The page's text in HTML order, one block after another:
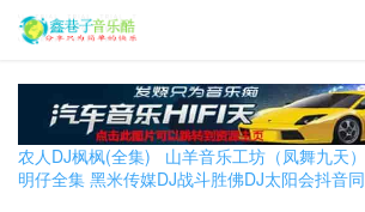
农人DJ枫枫(全集) 山羊音乐工坊（凤舞九天）
明仔全集 黑米传媒DJ战斗胜佛DJ太阳会抖音